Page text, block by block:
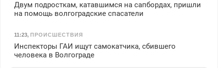
Двум подросткам, катавшимся на сапбордах, пришли
на помощь волгоградские спасатели
11:23, ПРОИСШЕСТВИЯ
Инспекторы ГАИ ищут самокатчика, сбившего
человека в Волгограде